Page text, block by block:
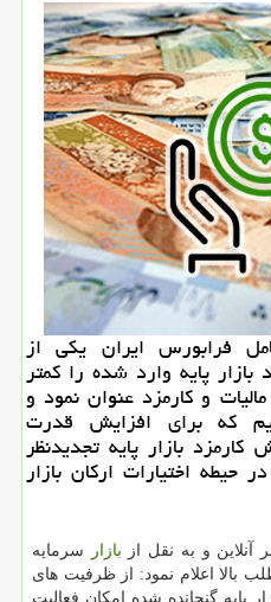
فرابورس ایران یكی از
بازار پایه وارد شده را كمتر
و كارمزد عنوان نمود و
كه برای افزایش قدرت
بازار پایه تجدیدنظر
حیطه اختیارات اركان بازار
آنلاین و به نقل از بازار
سرمایه
بالا اعلام نمود: از ظرفیت های
پایه گنجانده شده امكان فعالیت